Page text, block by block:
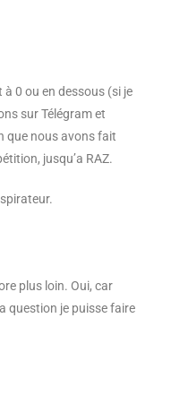
à 0 ou en dessous (si je
sur Télégram et
que nous avons fait
jusqu’a RAZ.
plus loin. Oui, car
question je puisse faire